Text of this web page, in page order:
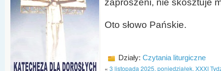
zaproszeni, nie skosztuje
Oto słowo Pańskie.
Działy: Czytania liturgiczne
« 3 listopada 2025, poniedziałek, XXXI